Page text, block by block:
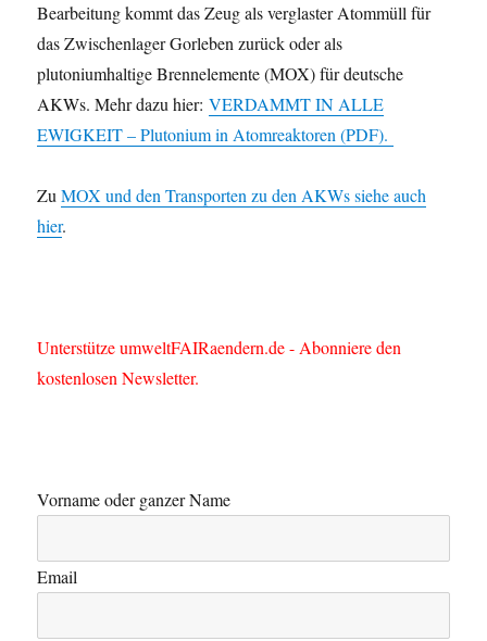
Bearbeitung kommt das Zeug als verglaster Atommüll für
das Zwischenlager Gorleben zurück oder als
plutoniumhaltige Brennelemente (MOX) für deutsche
AKWs. Mehr dazu hier:VERDAMMT IN ALLE
EWIGKEIT – Plutonium in Atomreaktoren (PDF).
ZuMOX und den Transporten zu den AKWs siehe auch
hier.
Unterstütze umweltFAIRaendern.de - Abonniere den
kostenlosen Newsletter.
Vorname oder ganzer Name
Email